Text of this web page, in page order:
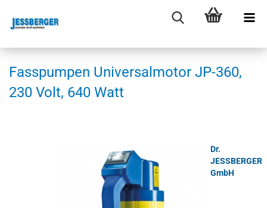
Fas­s­pum­pen Uni­ver­sal­mo­tor JP-​360,
230 Volt, 640 Watt
Dr.
JESSBERGER
GmbH